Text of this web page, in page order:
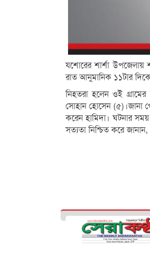
যশোরের শার্শা উপজেলায়
রাত আনুমানিক ১১টার দিকে
নিহতরা হলেন ওই
সোহান হোসেন (৫)।জানা
করেন হামিদা। ঘটনার
সত্যতা নিশ্চিত করে